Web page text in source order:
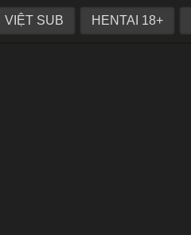
VIỆT SUB HENTAI 18+